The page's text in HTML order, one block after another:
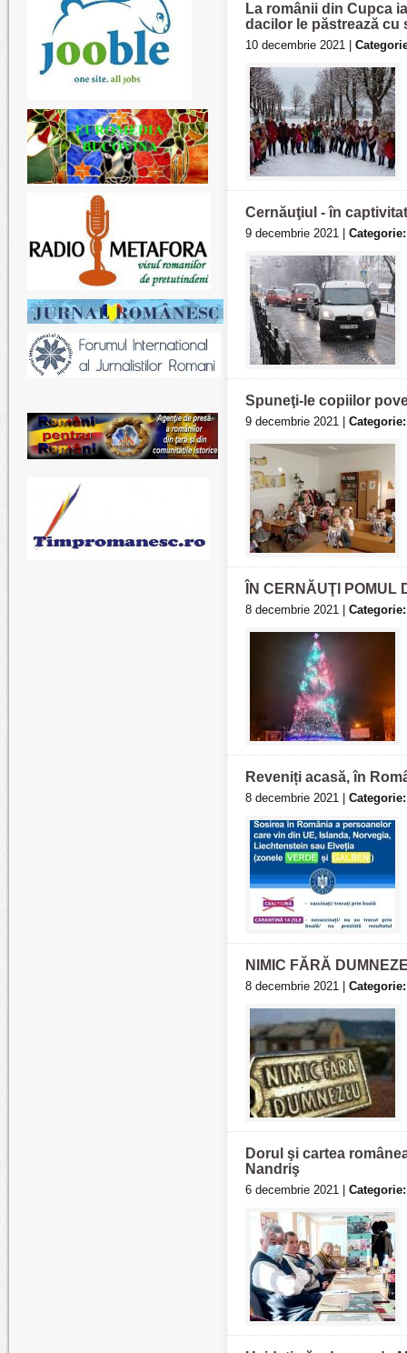
La românii din Cupca
dacilor le păstrează cu
10 decembrie 2021 |
Cernăuţiul - în
9 decembrie 2021 | Categorie:
Spuneţi-le copiilor
9 decembrie 2021 | Categorie:
ÎN CERNĂUŢI
8 decembrie 2021 | Categorie:
Reveniți acasă, în
8 decembrie 2021 | Categorie:
NIMIC FĂRĂ
8 decembrie 2021 | Categorie:
Dorul şi cartea
Nandriş
6 decembrie 2021 | Categorie: